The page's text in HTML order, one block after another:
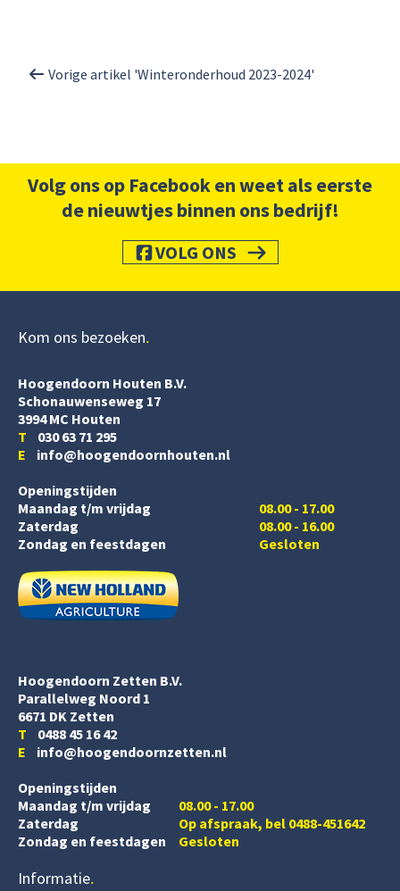
Vorige artikel 'Winteronderhoud 2023-2024'
Volg ons op Facebook en weet als eerste
de nieuwtjes binnen ons bedrijf!
VOLG ONS
Kom ons bezoeken
Hoogendoorn Houten B.V.
Schonauwenseweg 17
3994 MC Houten
T 030 63 71 295
E info@hoogendoornhouten.nl
Openingstijden
Maandag t/m vrijdag
Zaterdag
08.00 - 17.00
08.00 - 16.00
Zondag en feestdagen
Gesloten
Hoogendoorn Zetten B.V.
Parallelweg Noord 1
6671 DK Zetten
T 0488 45 16 42
E info@hoogendoornzetten.nl
Openingstijden
Maandag t/m vrijdag
08.00 - 17.00
Zaterdag
Op afspraak, bel 0488-451642
Zondag en feestdagen
Gesloten
Informatie